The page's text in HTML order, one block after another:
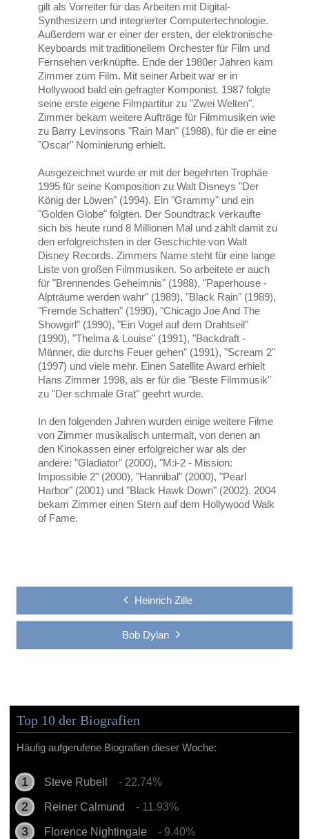
gilt als Vorreiter für das Arbeiten mit Digital-
Synthesizern und integrierter Computertechnologie.
Außerdem war er einer der ersten, der elektronische
Keyboards mit traditionellem Orchester für Film und
Fernsehen verknüpfte. Ende der 1980er Jahren kam
Zimmer zum Film. Mit seiner Arbeit war er in
Hollywood bald ein gefragter Komponist. 1987 folgte
seine erste eigene Filmpartitur zu "Zwei Welten".
Zimmer bekam weitere Aufträge für Filmmusiken wie
zu Barry Levinsons "Rain Man" (1988), für die er eine
"Oscar" Nominierung erhielt.
Ausgezeichnet wurde er mit der begehrten Trophäe
1995 für seine Komposition zu Walt Disneys "Der
König der Löwen" (1994). Ein "Grammy" und ein
"Golden Globe" folgten. Der Soundtrack verkaufte
sich bis heute rund 8 Millionen Mal und zählt damit zu
den erfolgreichsten in der Geschichte von Walt
Disney Records. Zimmers Name steht für eine lange
Liste von großen Filmmusiken. So arbeitete er auch
für "Brennendes Geheimnis" (1988), "Paperhouse -
Alpträume werden wahr" (1989), "Black Rain" (1989),
"Fremde Schatten" (1990), "Chicago Joe And The
Showgirl" (1990), "Ein Vogel auf dem Drahtseil"
(1990), "Thelma & Louise" (1991), "Backdraft -
Männer, die durchs Feuer gehen" (1991), "Scream 2"
(1997) und viele mehr. Einen Satellite Award erhielt
Hans Zimmer 1998, als er für die "Beste Filmmusik"
zu "Der schmale Grat" geehrt wurde.
In den folgenden Jahren wurden einige weitere Filme
von Zimmer musikalisch untermalt, von denen an
den Kinokassen einer erfolgreicher war als der
andere: "Gladiator" (2000), "M:i-2 - Mission:
Impossible 2" (2000), "Hannibal" (2000), "Pearl
Harbor" (2001) und "Black Hawk Down" (2002). 2004
bekam Zimmer einen Stern auf dem Hollywood Walk
of Fame.
Heinrich Zille
Bob Dylan
Top 10 der Biografien
Häufig aufgerufene Biografien dieser Woche:
Steve Rubell - 22.74%
Reiner Calmund - 11.93%
Florence Nightingale - 9.40%